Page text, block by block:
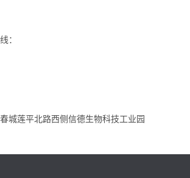
：
城莲平北路西侧信德生物科技工业园